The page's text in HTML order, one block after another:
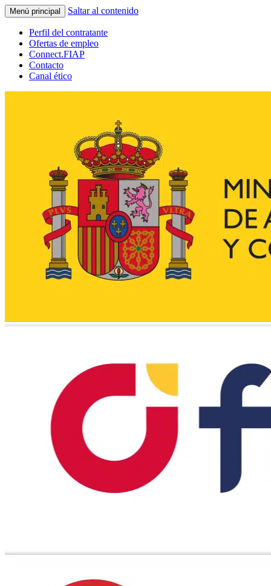
Menú principal Saltar al contenido
Perfil del contratante
Ofertas de empleo
Connect.FIAP
Contacto
Canal ético